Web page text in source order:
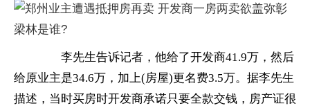
李先生告诉记者，他给了开发商41.9万，然后
给原业主是34.6万，加上(房屋)更名费3.5万。据李先生
描述，当时买房时开发商承诺只要全款交钱，房产证很